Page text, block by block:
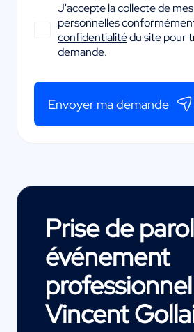
J'accepte la collecte de
personnelles
confidentialitédu site pour
demande.
Envoyer ma demande
Prise de
événement
Vincent